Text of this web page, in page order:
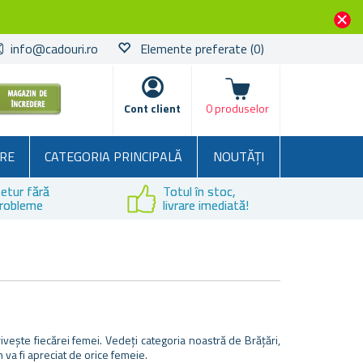
info@cadouri.ro Elemente preferate (0)
Cont client
Coșul
0 produselor
CATEGORIA PRINCIPALĂ
NOUTĂȚI
fără Totul în stoc,
livrare imediată!
fiecărei femei. Vedeți categoria noastră de Brățări,
fi apreciat de orice femeie.